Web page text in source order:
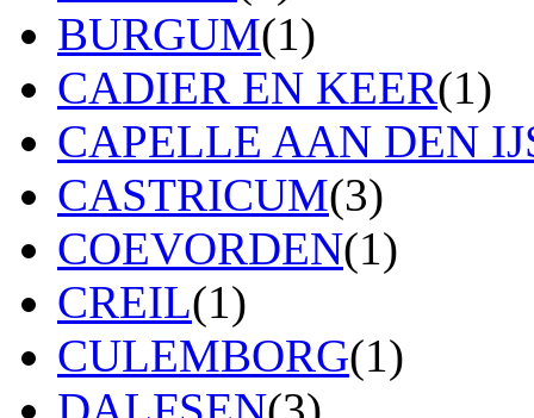
BURGUM(1)
CADIER EN KEER(1)
CAPELLE AAN DEN
CASTRICUM(3)
COEVORDEN(1)
CREIL(1)
CULEMBORG(1)